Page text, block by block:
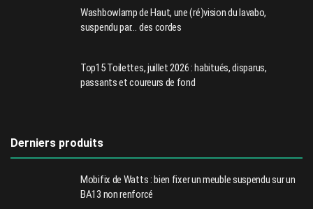
Washbowlamp de Haut, une (ré)vision du lavabo,
suspendu par… des cordes
Top15 Toilettes, juillet 2026 : habitués, disparus,
passants et coureurs de fond
Derniers produits
Mobifix de Watts : bien fixer un meuble suspendu sur un
BA13 non renforcé